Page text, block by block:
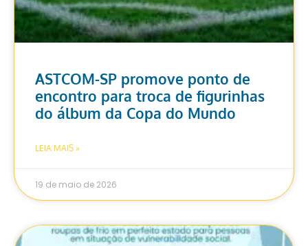
ASTCOM-SP promove ponto de
encontro para troca de figurinhas
do álbum da Copa do Mundo
LEIA MAIS »
19 de maio de 2026